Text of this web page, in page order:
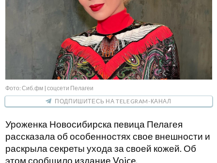
Фото: Сиб.фм | соцсети Пелагеи
ПОДПИШИТЕСЬ НА TELEGRAM-КАНАЛ
Уроженка Новосибирска певица Пелагея
рассказала об особенностях свое внешности и
раскрыла секреты ухода за своей кожей. Об
этом сообщило издание Voice.